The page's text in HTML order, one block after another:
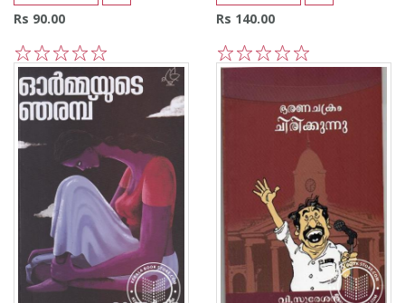
Rs 90.00
5
4
3
2
1
Rs 140.00
5
4
3
2
1